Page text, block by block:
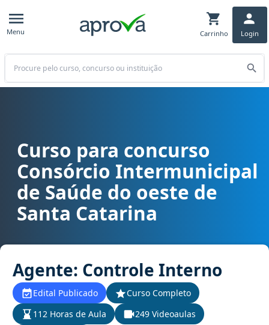
Menu Carrinho Login
Buscar
Curso para concurso CIS Amosc - Consórcio Intermunicipal de
Curso para concurso
Consórcio Intermunicipal
de Saúde do oeste de
Santa Catarina
Agente: Controle Interno
Edital Publicado
Curso Completo
112 Horas de Aula
249 Videoaulas